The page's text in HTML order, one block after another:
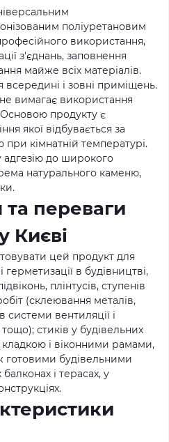
поліуретановим
використання,
з'єднань, заповнення
майже всіх матеріалів.
і зовні приміщень.
вимагає використання
Основою продукту є
якої відбувається за
при кімнатній температурі.
адгезію до широкого
натурального каменю,
та переваги
Києві
цей продукт для
в будівництві,
плінтусів, ступенів
(склеювання металів,
системи вентиляції і
стиків у будівельних
кладкою і віконними рамами,
готовими будівельними
і терасах, у